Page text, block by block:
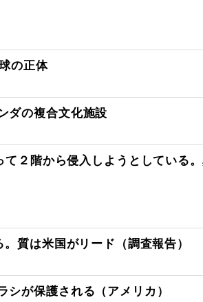
の正体
ダの複合文化施設
て２階から侵入しようとしてい
質は米国がリード（調査報告）
が保護される（アメリカ）